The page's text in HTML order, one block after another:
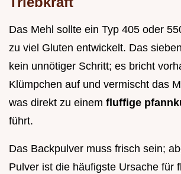
Das Mehl sollte ein Typ 405 oder
zu viel Gluten entwickelt. Das
kein unnötiger Schritt; es bricht
Klümpchen auf und vermischt das
was direkt zu einem fluffige
führt.
Das Backpulver muss frisch sein;
Pulver ist die häufigste Ursache für